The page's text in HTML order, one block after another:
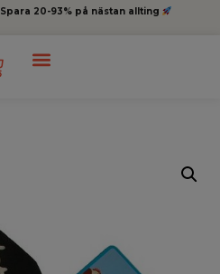
Spara 20-93% på nästan allting